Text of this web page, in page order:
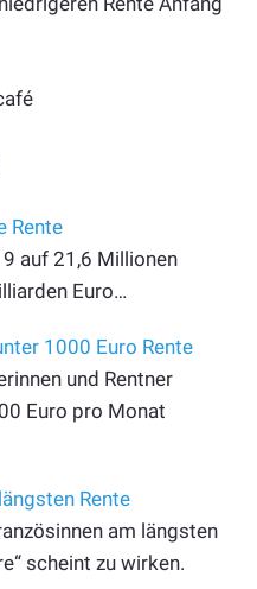
Rente
auf 21,6 Millionen
Euro…
1000 Euro Rente
und Rentner
Euro pro Monat
Rente
am längsten
scheint zu wirken.